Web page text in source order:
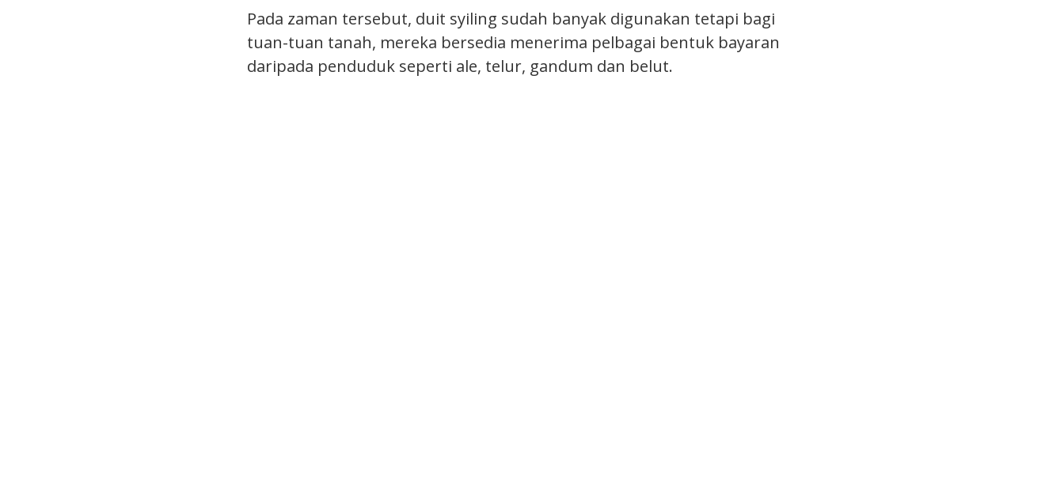
Pada zaman tersebut, duit syiling sudah banyak digunakan tetapi bagi
tuan-tuan tanah, mereka bersedia menerima pelbagai bentuk bayaran
daripada penduduk seperti ale, telur, gandum dan belut.